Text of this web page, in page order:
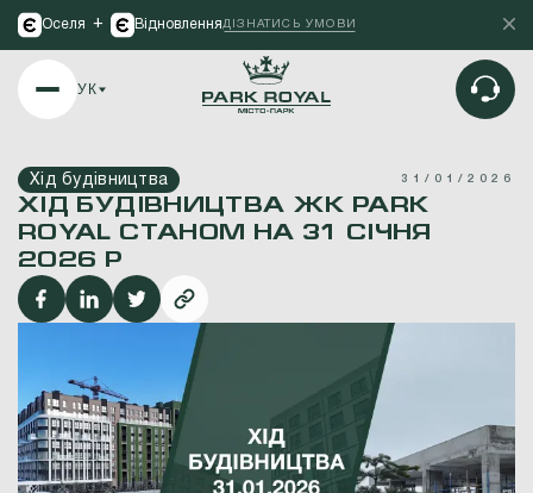
Оселя + Відновлення ДІЗНАТИСЬ УМОВИ
УК
Хід будівництва 31/01/2026
ХІД БУДІВНИЦТВА ЖК PARK
ROYAL СТАНОМ НА 31 СІЧНЯ
2026 Р